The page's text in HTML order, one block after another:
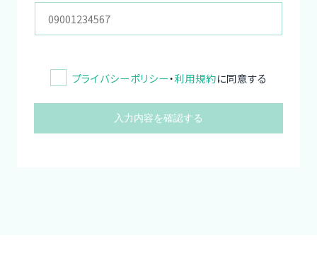
プライバシーポリシー・利用規約に同意する
入力内容を確認する